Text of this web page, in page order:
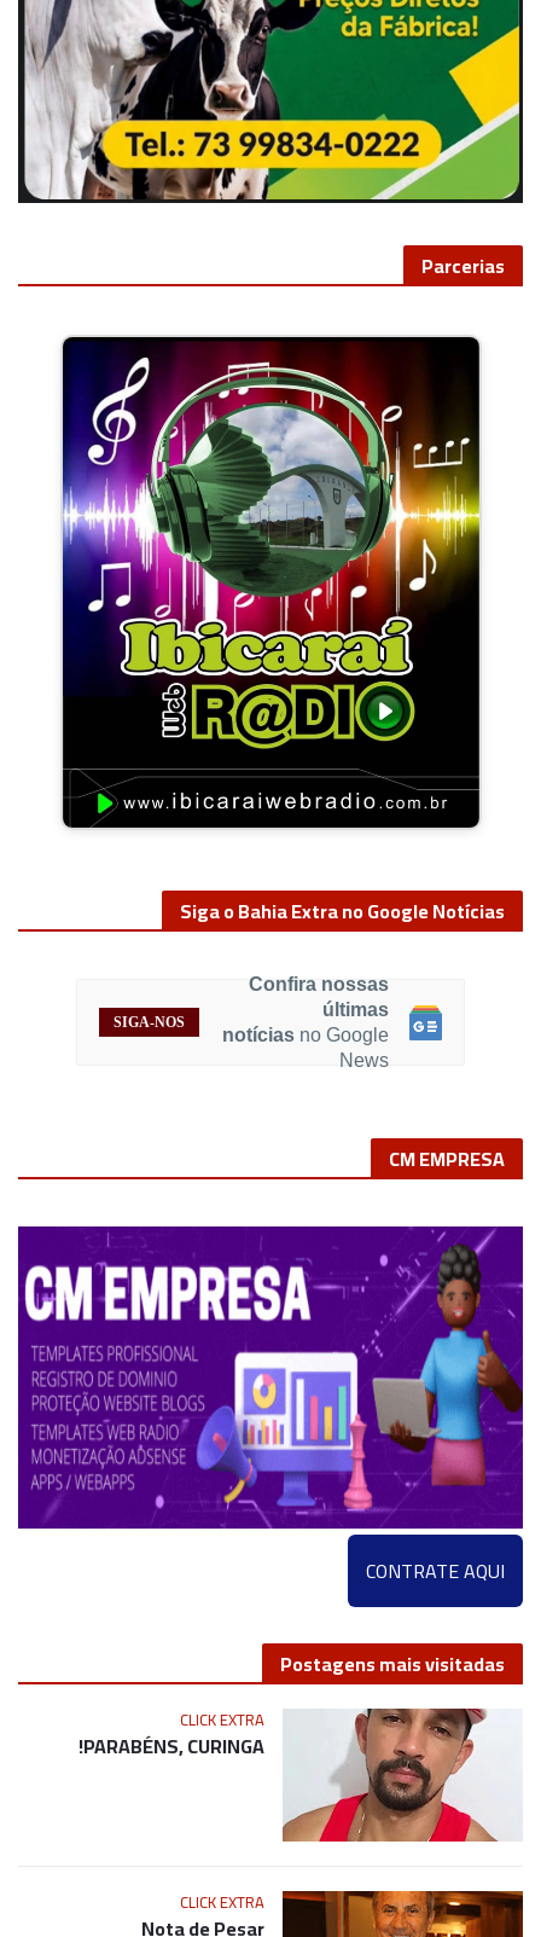
Parcerias
Siga o Bahia Extra no Google Notícias
Confira nossas
últimas
notíciasno Google
News
SIGA-NOS
CM EMPRESA
CONTRATE AQUI
Postagens mais visitadas
CLICK EXTRA
PARABÉNS, CURINGA!
CLICK EXTRA
Nota de Pesar